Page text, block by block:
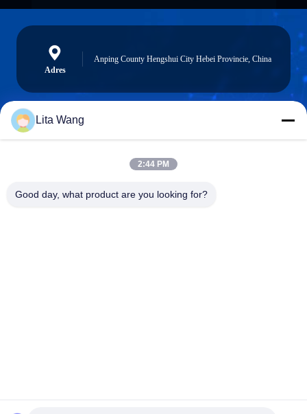
Adres
Anping County Hengshui City Hebei Provincie, China
lita@screenmeshnet.com
Lita Wang
2:44 PM
Good day, what product are you looking for?